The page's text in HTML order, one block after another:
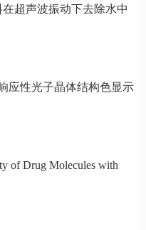
超声波振动下去除水中
应性光子晶体结构色显示
of Drug Molecules with